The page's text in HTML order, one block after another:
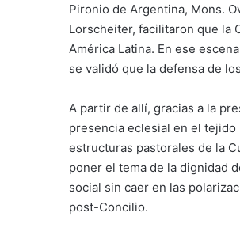
Pironio de Argentina, Mons.
Lorscheiter, facilitaron que la
América Latina. En ese
se validó que la defensa de
A partir de allí, gracias a la
presencia eclesial en el
estructuras pastorales de la
poner el tema de la dignidad
social sin caer en las
post-Concilio.